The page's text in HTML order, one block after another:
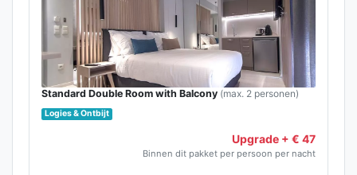
Standard Double Room with Balcony (max. 2 personen)
Logies & Ontbijt
Upgrade + € 47
Binnen dit pakket per persoon per nacht